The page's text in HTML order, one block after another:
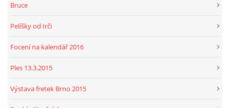
Bruce
Pelíšky od Irči
Focení na kalendář 2016
Ples 13.3.2015
Výstava fretek Brno 2015